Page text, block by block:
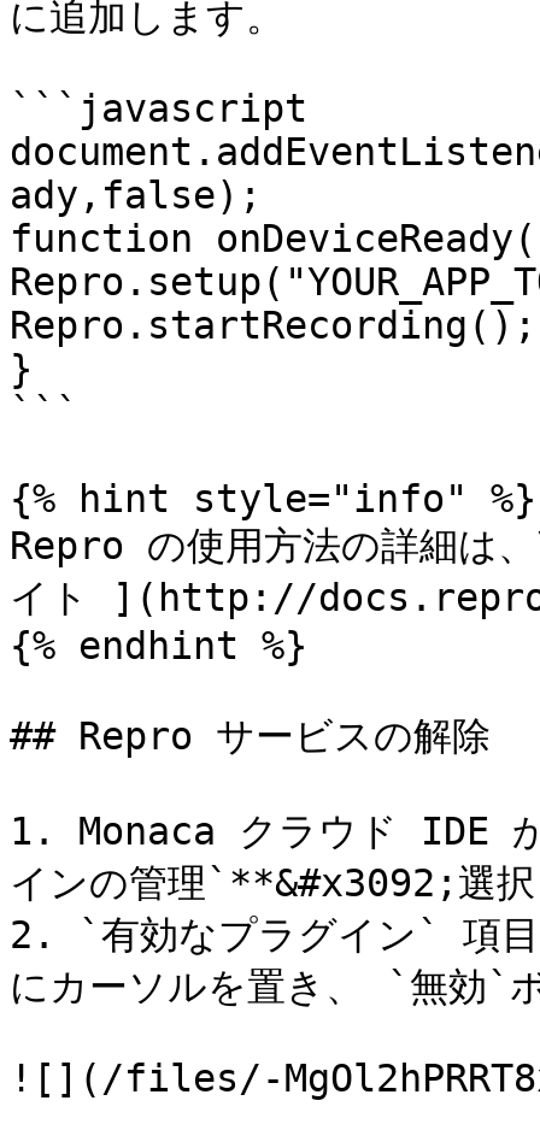
に追加します。
```javascript
ady,false);
function
Repro.startRecording();
}
```
{% hint style="info" %}
Repro の使用方法の詳細
イト ](http://
{% endhint %}
## Repro サービスの解除
1. Monaca クラウド IDE
インの管理`**&#x3092;選択
2. `有効なプラグイン` 項
にカーソルを置き、 `無効`